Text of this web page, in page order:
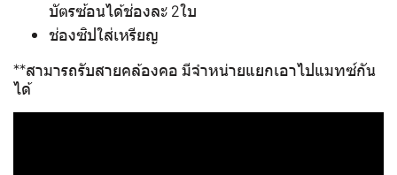
บัตรซ้อนได้ช่องละ 2ใบ
ช่องซิปใส่เหรียญ
**สามารถรับสายคล้องคอ มีจำหน่ายแยกเอาไปแมทซ์กัน
ได้